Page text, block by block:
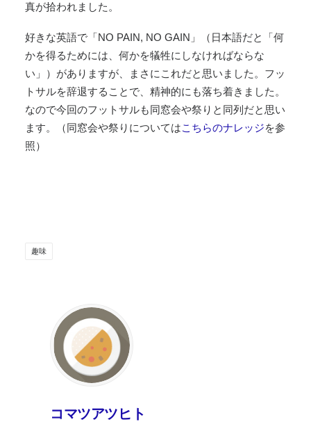
真が拾われました。
好きな英語で「NO PAIN, NO GAIN」（日本語だと「何
かを得るためには、何かを犠牲にしなければならな
い」）がありますが、まさにこれだと思いました。フッ
トサルを辞退することで、精神的にも落ち着きました。
なので今回のフットサルも同窓会や祭りと同列だと思い
ます。（同窓会や祭りについてはこちらのナレッジを参
照）
趣味
コマツアツヒト